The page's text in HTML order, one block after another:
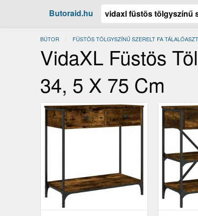
Butoraid.hu
BÚTOR FÜSTÖS TÖLGYSZÍNŰ SZERELT FA
VidaXL Füstös
34, 5 X 75 Cm